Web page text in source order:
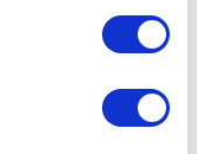
záruka.
myčky
ani jejich
poskytuje